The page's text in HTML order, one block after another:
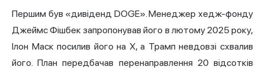
Першим був «дивіденд DOGE». Менеджер хедж-фонду
Джеймс Фішбек запропонував його в лютому 2025 року,
Ілон Маск посилив його на X, а Трамп невдовзі схвалив
його. План передбачав перенаправлення 20 відсотків